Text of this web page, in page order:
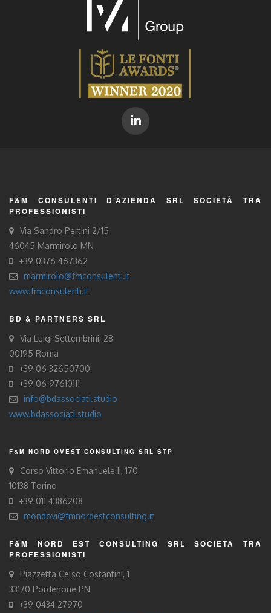
F&M CONSULENTI D’AZIENDA SRL SOCIETÀ TRA
PROFESSIONISTI
Via Sandro Pertini 2/15
46045 Marmirolo MN
+39 0376 467362
marmirolo@fmconsulenti.it
www.fmconsulenti.it
BD & PARTNERS SRL
Via Luigi Settembrini, 28
00195 Roma
+39 06 32650700
+39 06 97610111
info@bdassociati.studio
www.bdassociati.studio
F&M NORD OVEST CONSULTING SRL STP
Corso Vittorio Emanuele II, 170
10138 Torino
+39 011 4386208
mondovi@fmnordestconsulting.it
F&M NORD EST CONSULTING SRL SOCIETÀ TRA
PROFESSIONISTI
Piazzetta Celso Costantini, 1
33170 Pordenone PN
+39 0434 27970